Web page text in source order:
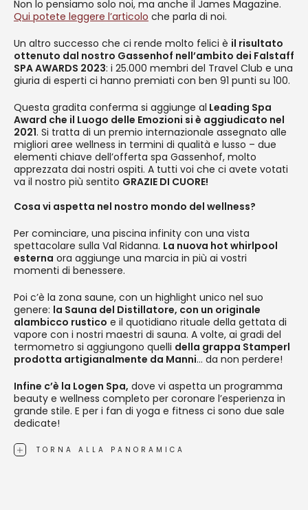
Non lo pensiamo solo noi, ma anche il James Magazine.
Qui potete leggere l’articolo che parla di noi.
Un altro successo che ci rende molto felici è il risultato
ottenuto dal nostro Gassenhof nell’ambito dei Falstaff
SPA AWARDS 2023: i 25.000 membri del Travel Club e una
giuria di esperti ci hanno premiati con ben 91 punti su 100.
Questa gradita conferma si aggiunge al Leading Spa
Award che il Luogo delle Emozioni si è aggiudicato nel
2021. Si tratta di un premio internazionale assegnato alle
migliori aree wellness in termini di qualità e lusso – due
elementi chiave dell’offerta spa Gassenhof, molto
apprezzata dai nostri ospiti. A tutti voi che ci avete votati
va il nostro più sentito GRAZIE DI CUORE!
Cosa vi aspetta nel nostro mondo del wellness?
Per cominciare, una piscina infinity con una vista
spettacolare sulla Val Ridanna. La nuova hot whirlpool
esterna ora aggiunge una marcia in più ai vostri
momenti di benessere.
Poi c’è la zona saune, con un highlight unico nel suo
genere: la Sauna del Distillatore, con un originale
alambicco rustico e il quotidiano rituale della gettata di
vapore con i nostri maestri di sauna. A volte, ai gradi del
termometro si aggiungono quelli della grappa Stamperl
prodotta artigianalmente da Manni… da non perdere!
Infine c’è la Logen Spa, dove vi aspetta un programma
beauty e wellness completo per coronare l’esperienza in
grande stile. E per i fan di yoga e fitness ci sono due sale
dedicate!
TORNA ALLA PANORAMICA